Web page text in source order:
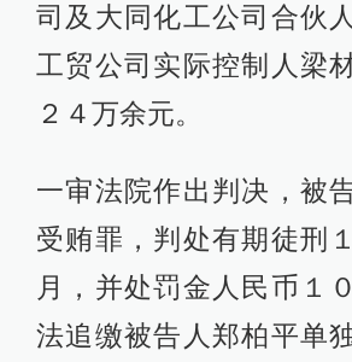
司及大同化工公司合伙
工贸公司实际控制人梁
２４万余元。
一审法院作出判决，被
受贿罪，判处有期徒刑
月，并处罚金人民币１
法追缴被告人郑柏平单